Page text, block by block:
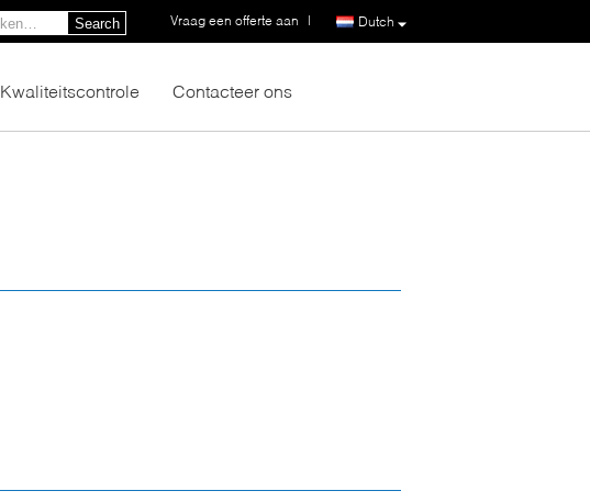
Dutch
Vraag een offerte aan |
Search
Kwaliteitscontrole Contacteer ons